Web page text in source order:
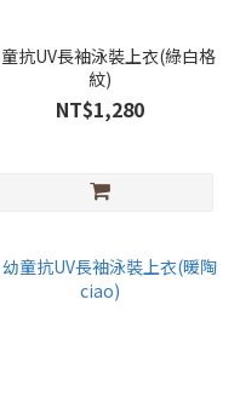
抗UV長袖泳裝上衣(綠白格
紋)
NT$1,280